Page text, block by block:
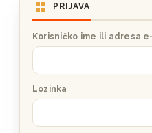
PRIJAVA
Korisničko ime ili adresa
Lozinka